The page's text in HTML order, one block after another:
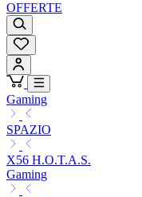
OFFERTE
Gaming
SPAZIO
X56 H.O.T.A.S.
Gaming